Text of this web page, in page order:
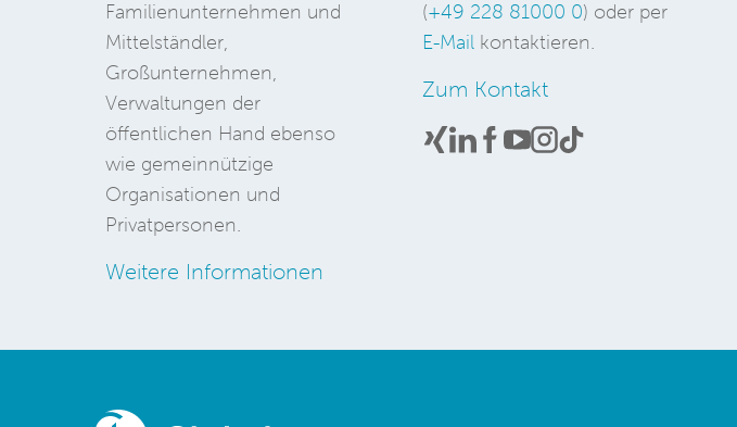
Familienunternehmen und
Mittelständler,
Großunternehmen,
Verwaltungen der
öffentlichen Hand ebenso
wie gemeinnützige
Organisationen und
Privatpersonen.
Weitere Informationen
(+49 228 81000 0) oder per
E-Mailkontaktieren.
Zum Kontakt